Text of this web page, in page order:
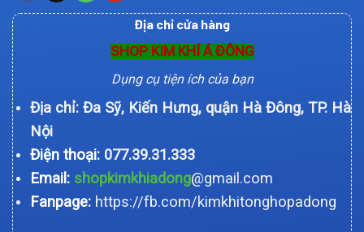
Địa chỉ cửa hàng
SHOP KIM KHÍ Á ĐÔNG
Dụng cụ tiện ích của bạn
Địa chỉ: Đa Sỹ, Kiến Hưng, quận Hà Đông, TP. Hà
Nội
Điện thoại: 077.39.31.333
Email:shopkimkhiadong@gmail.com
Fanpage: https://fb.com/kimkhitonghopadong